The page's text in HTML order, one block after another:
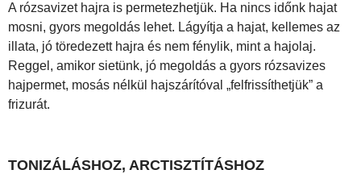
A rózsavizet hajra is permetezhetjük. Ha nincs időnk hajat
mosni, gyors megoldás lehet. Lágyítja a hajat, kellemes az
illata, jó töredezett hajra és nem fénylik, mint a hajolaj.
Reggel, amikor sietünk, jó megoldás a gyors rózsavizes
hajpermet, mosás nélkül hajszárítóval „felfrissíthetjük” a
frizurát.
TONIZÁLÁSHOZ, ARCTISZTÍTÁSHOZ